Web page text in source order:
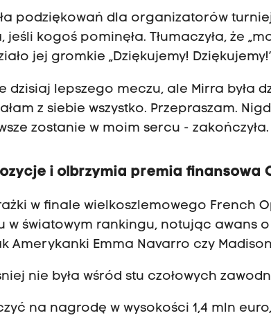
podziękowań dla organizatorów
jeśli kogoś pominęła. Tłumaczyła, że
jej gromkie „Dziękujemy!
dzisiaj lepszego meczu, ale Mirra była
z siebie wszystko. Przepraszam.
zostanie w moim sercu - zakończyła.
i olbrzymia premia finansowa
w finale wielkoszlemowego French
w światowym rankingu, notując awans
Amerykanki Emma Navarro czy Madison
nie była wśród stu czołowych
na nagrodę w wysokości 1,4 mln